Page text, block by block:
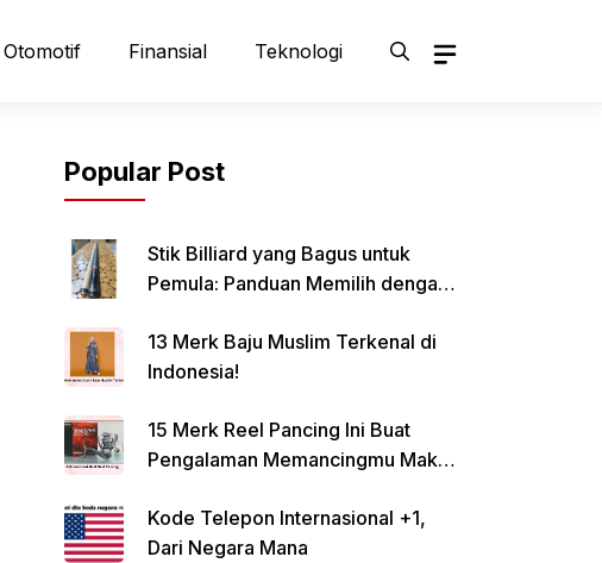
Otomotif Finansial Teknologi
Popular Post
Stik Billiard yang Bagus untuk
Pemula: Panduan Memilih dengan
13 Merk Baju Muslim Terkenal di
Indonesia!
15 Merk Reel Pancing Ini Buat
Pengalaman Memancingmu Makin
Kode Telepon Internasional +1,
Dari Negara Mana